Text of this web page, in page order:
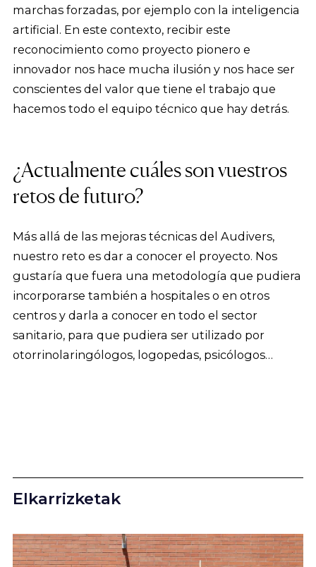
marchas forzadas, por ejemplo con la inteligencia
artificial. En este contexto, recibir este
reconocimiento como proyecto pionero e
innovador nos hace mucha ilusión y nos hace ser
conscientes del valor que tiene el trabajo que
hacemos todo el equipo técnico que hay detrás.
¿Actualmente cuáles son vuestros
retos de futuro?
Más allá de las mejoras técnicas del Audivers,
nuestro reto es dar a conocer el proyecto. Nos
gustaría que fuera una metodología que pudiera
incorporarse también a hospitales o en otros
centros y darla a conocer en todo el sector
sanitario, para que pudiera ser utilizado por
otorrinolaringólogos, logopedas, psicólogos…